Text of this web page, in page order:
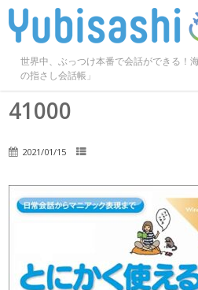
世界中、ぶっつけ本番で会話ができる！
の指さし会話帳」
41000
2021/01/15